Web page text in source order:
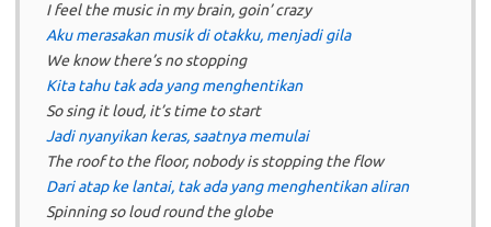
I feel the music in my brain, goin’ crazy
Aku merasakan musik di otakku, menjadi gila
We know there’s no stopping
Kita tahu tak ada yang menghentikan
So sing it loud, it’s time to start
Jadi nyanyikan keras, saatnya memulai
The roof to the floor, nobody is stopping the flow
Dari atap ke lantai, tak ada yang menghentikan aliran
Spinning so loud round the globe